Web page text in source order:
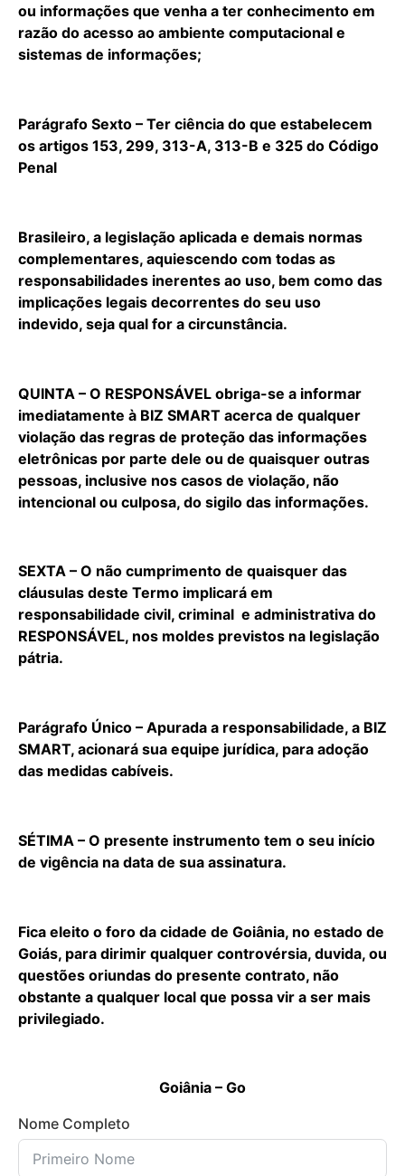
ou informações que venha a ter conhecimento em
razão do acesso ao ambiente computacional e
sistemas de informações;
Parágrafo Sexto – Ter ciência do que estabelecem
os artigos 153, 299, 313-A, 313-B e 325 do Código
Penal
Brasileiro, a legislação aplicada e demais normas
complementares, aquiescendo com todas as
responsabilidades inerentes ao uso, bem como das
implicações legais decorrentes do seu uso
indevido, seja qual for a circunstância.
QUINTA – O RESPONSÁVEL obriga-se a informar
imediatamente à BIZ SMART acerca de qualquer
violação das regras de proteção das informações
eletrônicas por parte dele ou de quaisquer outras
pessoas, inclusive nos casos de violação, não
intencional ou culposa, do sigilo das informações.
SEXTA – O não cumprimento de quaisquer das
cláusulas deste Termo implicará em
responsabilidade civil, criminal e administrativa do
RESPONSÁVEL, nos moldes previstos na legislação
pátria.
Parágrafo Único – Apurada a responsabilidade, a BIZ
SMART, acionará sua equipe jurídica, para adoção
das medidas cabíveis.
SÉTIMA – O presente instrumento tem o seu início
de vigência na data de sua assinatura.
Fica eleito o foro da cidade de Goiânia, no estado de
Goiás, para dirimir qualquer controvérsia, duvida, ou
questões oriundas do presente contrato, não
obstante a qualquer local que possa vir a ser mais
privilegiado.
Goiânia – Go
Nome Completo